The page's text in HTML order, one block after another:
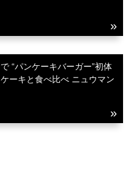
“パンケーキバーガー”初体
ーキと食べ比べ ニュウマン